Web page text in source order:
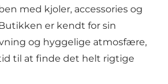
med kjoler, accessories og
er kendt for sin
og hyggelige atmosfære,
til at finde det helt rigtige